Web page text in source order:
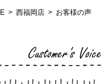
西福岡店 お客様の声
Customer's Voice